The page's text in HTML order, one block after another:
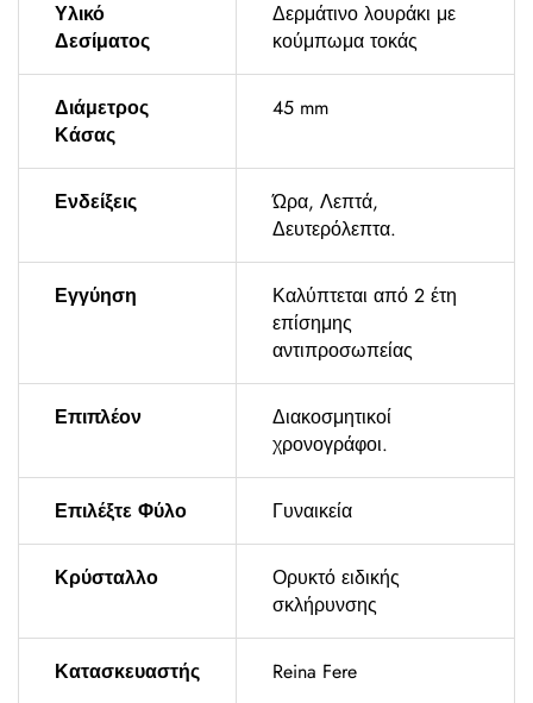
Υλικό
Δεσίματος
Δερμάτινο λουράκι με
κούμπωμα τοκάς
Διάμετρος
Κάσας
45 mm
Ενδείξεις
Ώρα, Λεπτά,
Δευτερόλεπτα.
Εγγύηση
Καλύπτεται από 2 έτη
επίσημης
αντιπροσωπείας
Επιπλέον
Διακοσμητικοί
χρονογράφοι.
Επιλέξτε Φύλο Γυναικεία
Κρύσταλλο
Ορυκτό ειδικής
σκλήρυνσης
Κατασκευαστής Reina Fere